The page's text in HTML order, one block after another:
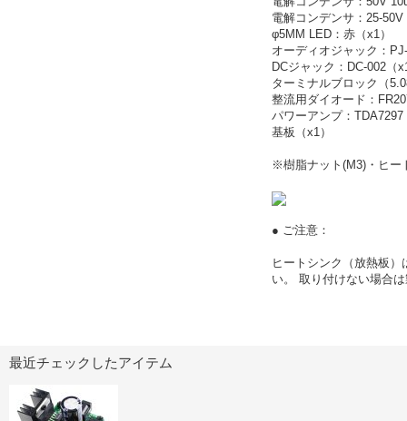
電解コンデンサ：25-
φ5MM LED：赤（x1）
オーディオジャック：
DCジャック：DC-002（
ターミナルブロック（
整流用ダイオード：
パワーアンプ：TDA7297
基板（x1）
※樹脂ナット(M3)・ヒー
● ご注意：
ヒートシンク（放熱板
い。 取り付けない場合
最近チェックしたアイテム